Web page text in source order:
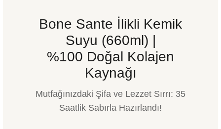
Bone Sante İlikli Kemik
Suyu (660ml) |
%100 Doğal Kolajen
Kaynağı
Mutfağınızdaki Şifa ve Lezzet Sırrı: 35
Saatlik Sabırla Hazırlandı!